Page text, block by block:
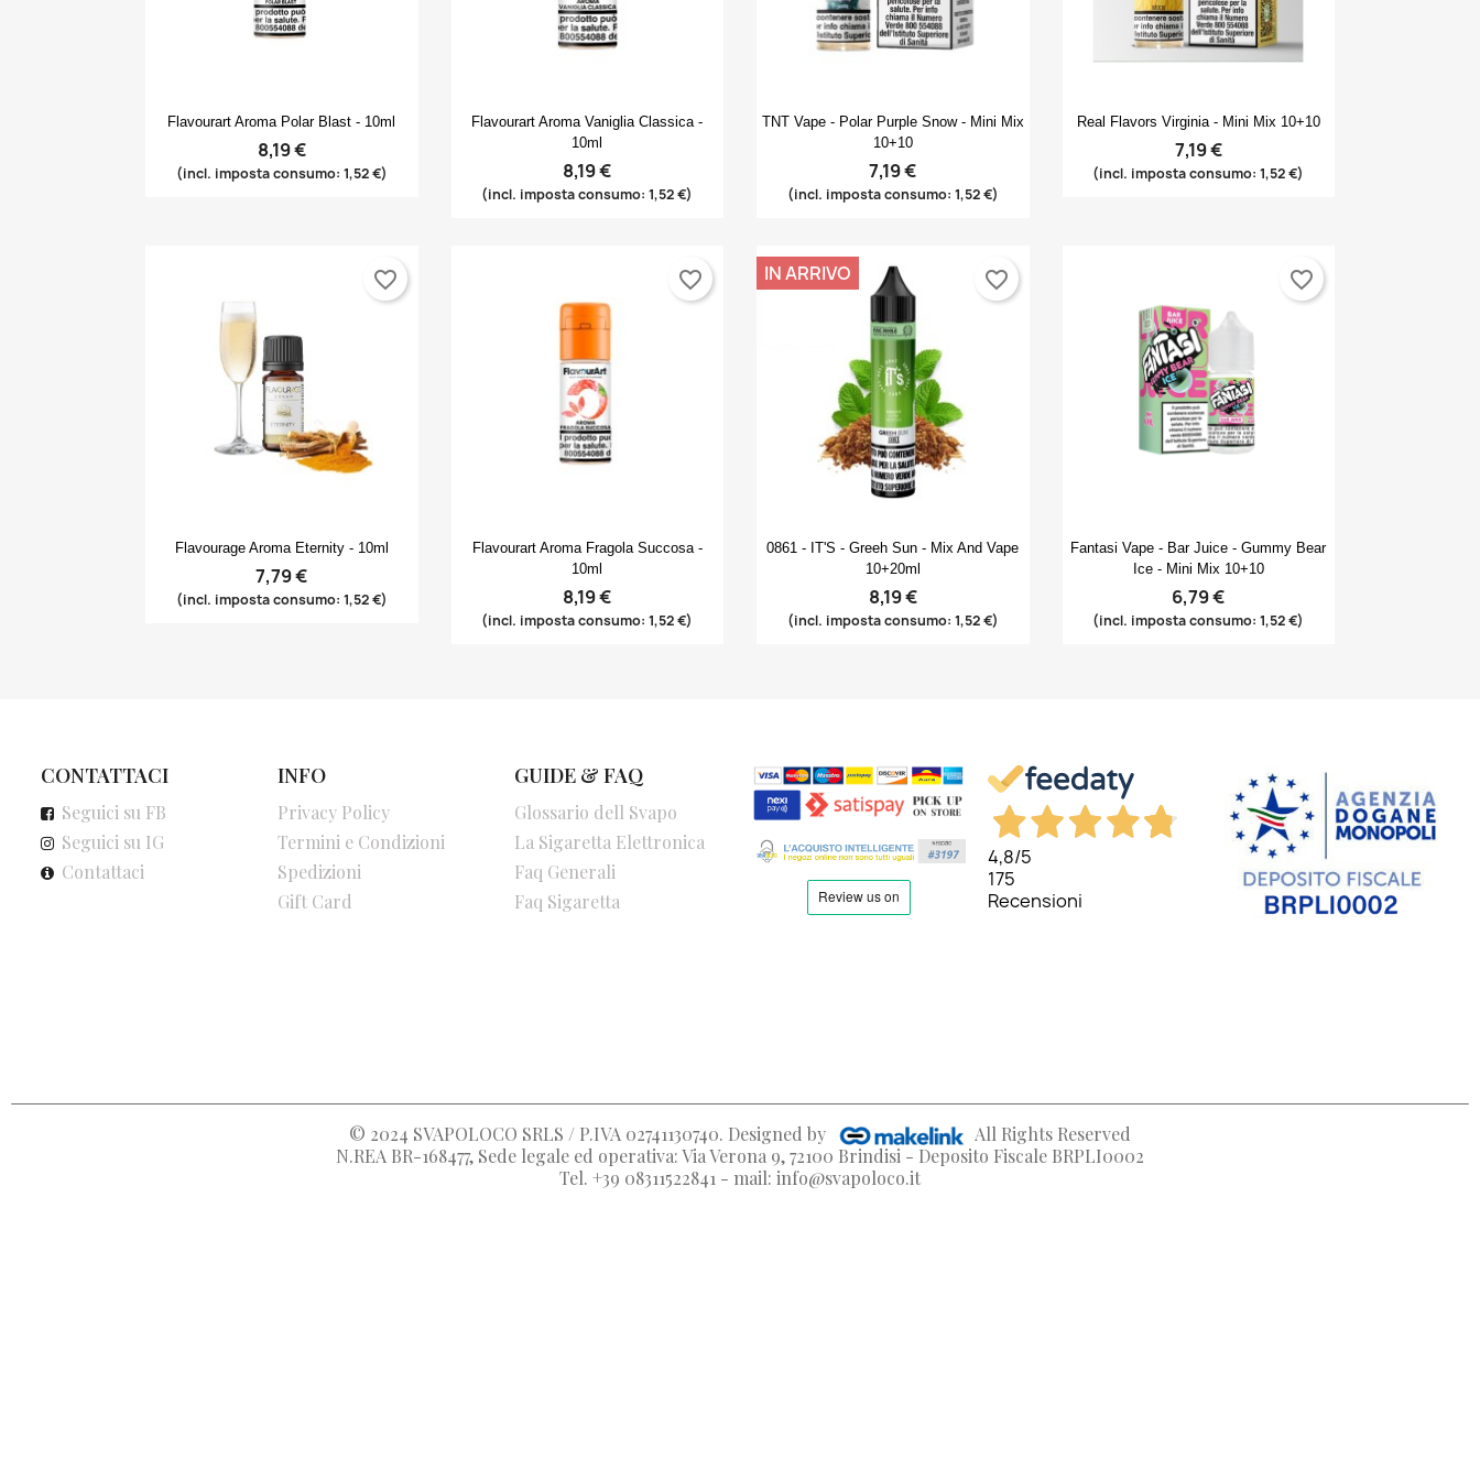
Anteprima
Flavourart Aroma Polar Blast - 10ml
8,19 €
(incl. imposta consumo: 1,52 €)
Anteprima
Flavourart Aroma Vaniglia Classica -
10ml
8,19 €
(incl. imposta consumo: 1,52 €)
Anteprima
TNT Vape - Polar Purple Snow - Mini Mix
10+10
7,19 €
(incl. imposta consumo: 1,52 €)
Anteprima
Real Flavors Virginia - Mini Mix 10+10
7,19 €
(incl. imposta consumo: 1,52 €)
Anteprima
Flavourage Aroma Eternity - 10ml
7,79 €
(incl. imposta consumo: 1,52 €)
favorite_border
Anteprima
Flavourart Aroma Fragola Succosa -
10ml
8,19 €
(incl. imposta consumo: 1,52 €)
favorite_border
Anteprima
0861 - IT'S - Greeh Sun - Mix And Vape
10+20ml
8,19 €
(incl. imposta consumo: 1,52 €)
IN ARRIVO favorite_border
 Anteprima
Fantasi Vape - Bar Juice - Gummy Bear
Ice - Mini Mix 10+10
6,79 €
(incl. imposta consumo: 1,52 €)
favorite_border
CONTATTACI
Seguici su FB
Seguici su IG
Contattaci
INFO
Privacy Policy
Termini e Condizioni
Spedizioni
Gift Card
GUIDE & FAQ
Glossario dell Svapo
La Sigaretta Elettronica
Faq Generali
Faq Sigaretta
4,8/5
175
Recensioni
© 2024 SVAPOLOCO SRLS / P.IVA 02741130740. Designed by
All Rights Reserved
N.REA BR-168477, Sede legale ed operativa: Via Verona 9, 72100 Brindisi - Deposito Fiscale BRPLI0002
Tel. +39 08311522841 - mail: info@svapoloco.it